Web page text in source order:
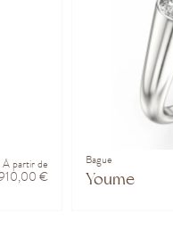
À partir de
€
Bague
Youme